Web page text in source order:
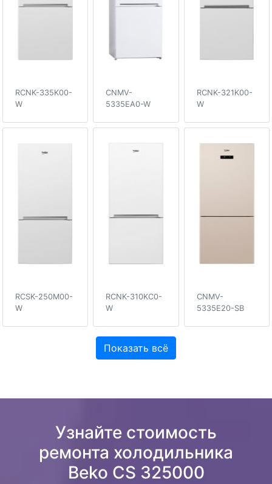
RCNK-335K00-
W
CNMV-
5335EA0-W
RCNK-321K00-
W
RCSK-250M00-
W
RCNK-310KC0-
W
CNMV-
5335E20-SB
Показать всё
Узнайте стоимость
ремонта холодильника
Beko CS 325000